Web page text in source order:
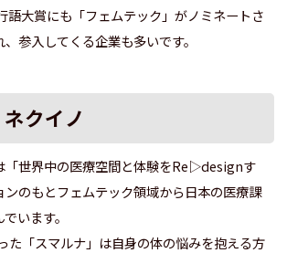
語大賞にも「フェムテック」がノミネートさ
参入してくる企業も多いです。
クイノ
「世界中の医療空間と体験をRe▷designす
ンのもとフェムテック領域から日本の医療課
います。
た「スマルナ」は自身の体の悩みを抱える方